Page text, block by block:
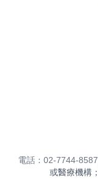
電話：02-7744-8587
或醫療機構